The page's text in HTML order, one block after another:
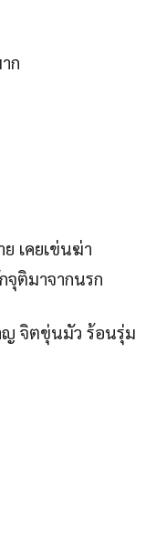
ก
เคยเข่นฆ่า
จุติมาจากนรก
ญ จิตขุ่นมัว ร้อนรุ่ม